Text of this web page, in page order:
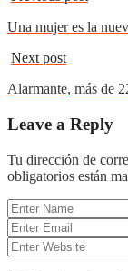
Una mujer es la
Next post
Alarmante, más de
Leave a Reply
Tu dirección de
obligatorios están